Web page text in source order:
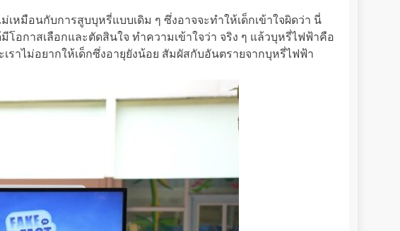
หมือนกับการสูบบุหรี่แบบเดิม ๆ ซึ่งอาจจะทำให้เด็กเข้าใจผิดว่า นี่
อกาสเลือกและตัดสินใจ ทำความเข้าใจว่า จริง ๆ แล้วบุหรี่ไฟฟ้าคือ
าไม่อยากให้เด็กซึ่งอายุยังน้อย สัมผัสกับอันตรายจากบุหรี่ไฟฟ้า